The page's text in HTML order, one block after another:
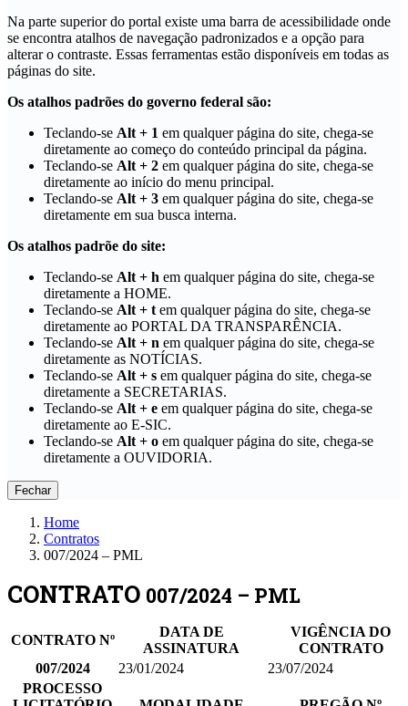
Na parte superior do portal existe uma barra de acessibilidade onde
se encontra atalhos de navegação padronizados e a opção para
alterar o contraste. Essas ferramentas estão disponíveis em todas as
páginas do site.
Os atalhos padrões do governo federal são:
Teclando-se Alt + 1 em qualquer página do site, chega-se
diretamente ao começo do conteúdo principal da página.
Teclando-se Alt + 2 em qualquer página do site, chega-se
diretamente ao início do menu principal.
Teclando-se Alt + 3 em qualquer página do site, chega-se
diretamente em sua busca interna.
Os atalhos padrõe do site:
Teclando-se Alt + h em qualquer página do site, chega-se
diretamente a HOME.
Teclando-se Alt + t em qualquer página do site, chega-se
diretamente ao PORTAL DA TRANSPARÊNCIA.
Teclando-se Alt + n em qualquer página do site, chega-se
diretamente as NOTÍCIAS.
Teclando-se Alt + s em qualquer página do site, chega-se
diretamente a SECRETARIAS.
Teclando-se Alt + e em qualquer página do site, chega-se
diretamente ao E-SIC.
Teclando-se Alt + o em qualquer página do site, chega-se
diretamente a OUVIDORIA.
Fechar
Home
Contratos
007/2024 – PML
CONTRATO 007/2024 – PML
CONTRATO Nº
DATA DE
ASSINATURA
VIGÊNCIA DO
CONTRATO
007/2024
23/01/2024
23/07/2024
PROCESSO